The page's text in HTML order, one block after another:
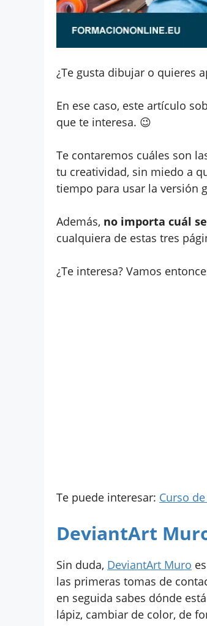
¿Te gusta dibujar o quieres
En ese caso, este artículo
que te interesa. 😉
Te contaremos cuáles son
tu creatividad, sin miedo a
tiempo para usar la versión
Además, no importa cuál
cualquiera de estas tres
¿Te interesa? Vamos
Te puede interesar: Curso
DeviantArt
Sin duda, DeviantArt Muro
las primeras tomas de
en seguida sabes dónde
lápiz, cambiar de color, de